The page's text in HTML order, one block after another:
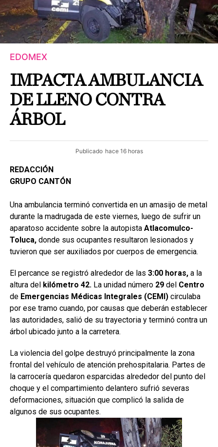
EDOMEX
IMPACTA AMBULANCIA
DE LLENO CONTRA
ÁRBOL
Publicado hace 16 horas
REDACCIÓN
GRUPO CANTÓN
Una ambulancia terminó convertida en un amasijo de metal
durante la madrugada de este viernes, luego de sufrir un
aparatoso accidente sobre la autopista Atlacomulco-
Toluca, donde sus ocupantes resultaron lesionados y
tuvieron que ser auxiliados por cuerpos de emergencia.
El percance se registró alrededor de las 3:00 horas, a la
altura del kilómetro 42. La unidad número 29 del Centro
de Emergencias Médicas Integrales (CEMI) circulaba
por ese tramo cuando, por causas que deberán establecer
las autoridades, salió de su trayectoria y terminó contra un
árbol ubicado junto a la carretera.
La violencia del golpe destruyó principalmente la zona
frontal del vehículo de atención prehospitalaria. Partes de
la carrocería quedaron esparcidas alrededor del punto del
choque y el compartimiento delantero sufrió severas
deformaciones, situación que complicó la salida de
algunos de sus ocupantes.